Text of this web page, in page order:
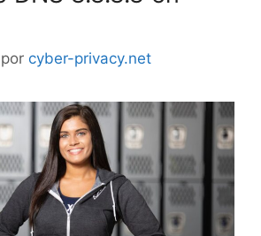
por cyber-privacy.net